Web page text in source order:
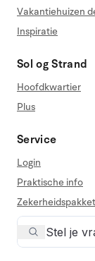
Vakantiehuizen
Inspiratie
Sol og Strand
Hoofdkwartier
Plus
Service
Login
Praktische info
Zekerheidspakket